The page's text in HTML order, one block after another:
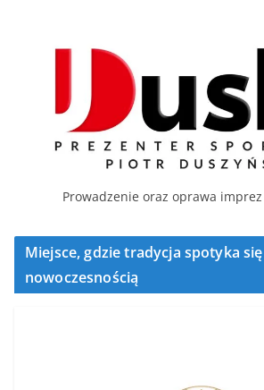
Prowadzenie oraz oprawa
Miejsce, gdzie tradycja spotyka
nowoczesnością